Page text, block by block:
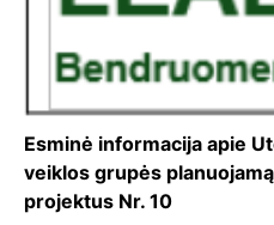
Esminė informacija apie
veiklos grupės
projektus Nr. 10